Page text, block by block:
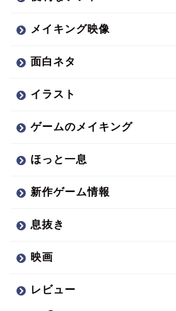
メイキング映像
面白ネタ
イラスト
ゲームのメイキング
ほっと一息
新作ゲーム情報
息抜き
映画
レビュー